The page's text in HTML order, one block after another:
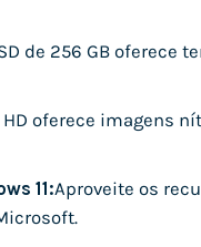
de 256 GB oferece
HD oferece imagens
11:Aproveite os